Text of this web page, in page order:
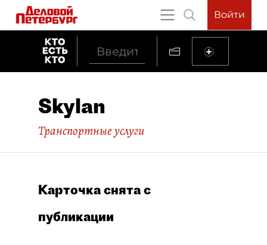
Войти
Skylan
Транспортные услуги
Карточка снята с
публикации